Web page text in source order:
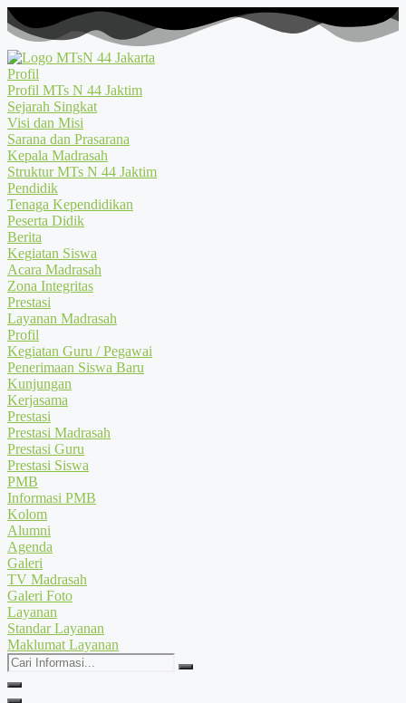
Profil
Profil MTs N 44 Jaktim
Sejarah Singkat
Visi dan Misi
Sarana dan Prasarana
Kepala Madrasah
Struktur MTs N 44 Jaktim
Pendidik
Tenaga Kependidikan
Peserta Didik
Berita
Kegiatan Siswa
Acara Madrasah
Zona Integritas
Prestasi
Layanan Madrasah
Profil
Kegiatan Guru / Pegawai
Penerimaan Siswa Baru
Kunjungan
Kerjasama
Prestasi
Prestasi Madrasah
Prestasi Guru
Prestasi Siswa
PMB
Informasi PMB
Kolom
Alumni
Agenda
Galeri
TV Madrasah
Galeri Foto
Layanan
Standar Layanan
Maklumat Layanan
Cari
Informasi...